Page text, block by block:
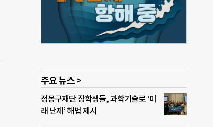
주요 뉴스 >
정몽구재단 장학생들, 과학기술로 ‘미
래 난제’ 해법 제시